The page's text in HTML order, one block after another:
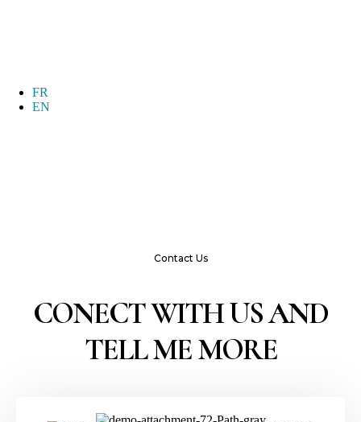
FR
EN
Contact Us
CONECT WITH US AND
TELL ME MORE